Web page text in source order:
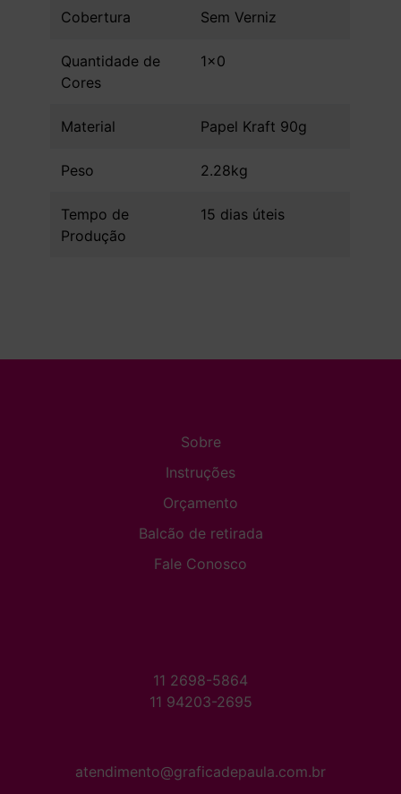
Cobertura Sem Verniz
Quantidade de
Cores
1x0
Material Papel Kraft 90g
Peso 2.28kg
Tempo de
Produção
15 dias úteis
Sobre
Instruções
Orçamento
Balcão de retirada
Fale Conosco
11 2698-5864
11 94203-2695
atendimento@graficadepaula.com.br